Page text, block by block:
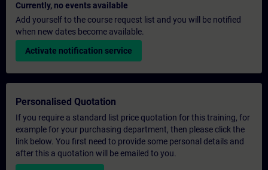
Currently, no events available
Add yourself to the course request list and you will be notified
when new dates become available.
Activate notification service
Personalised Quotation
If you require a standard list price quotation for this training, for
example for your purchasing department, then please click the
link below. You first need to provide some personal details and
after this a quotation will be emailed to you.